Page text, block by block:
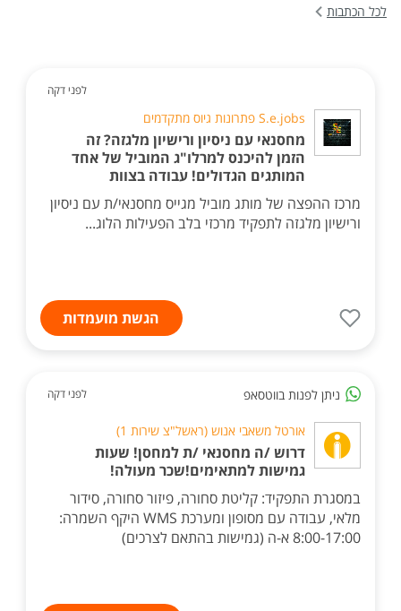
לכל הכתבות
לפני דקה
S.e.jobs פתרונות גיוס מתקדמים
מחסנאי עם ניסיון ורישיון מלגזה? זה
הזמן להיכנס למרלו"ג המוביל של אחד
המותגים הגדולים! עבודה בצוות
מרכז ההפצה של מותג מוביל מגייס מחסנאי/ת עם ניסיון
ורישיון מלגזה לתפקיד מרכזי בלב הפעילות הלוג...
הגשת מועמדות
ניתן לפנות בווטסאפ לפני דקה
אורטל משאבי אנוש (ראשל"צ שירות 1)
דרוש /ה מחסנאי /ת למחסן! שעות
גמישות למתאימים!שכר מעולה!
במסגרת התפקיד: קליטת סחורה, פיזור סחורה, סידור
מלאי, עבודה עם מסופון ומערכת WMS היקף השמרה:
8:00-17:00 א-ה (גמישות בהתאם לצרכים)